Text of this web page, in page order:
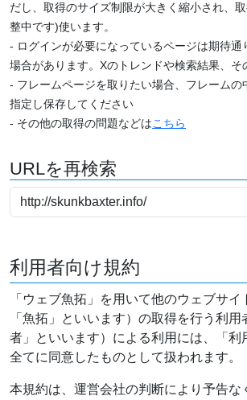
だし、取得のサイズ制限が大きく縮小され、
整中です)使います。
- ログインが必要になっているページは期待通
場合があります。Xのトレンドや検索結果、そ
- フレームページを取りたい場合、フレームの
指定し保存してください
- その他の取得の問題などはこちら
URLを再検索
利用者向け規約
「ウェブ魚拓」を用いて他のウェブサイ
「魚拓」といいます）の取得を行う利用
者」といいます）による利用には、「利
全てに同意したものとして扱われます。
本規約は、運営会社の判断により予告な